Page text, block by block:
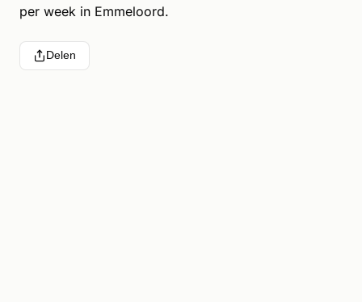
per week in Emmeloord.
Delen